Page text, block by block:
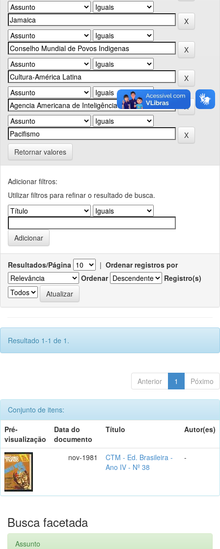
Retornar valores
Adicionar filtros:
Utilizar filtros para refinar o resultado de busca.
Resultados/Página | Ordenar registros por
Ordenar
Registro(s)
Resultado 1-1 de 1.
Anterior 1 Póximo
Conjunto de itens:
Pré-
visualização
Data do
documento
Título Autor(es)
nov-1981
CTM - Ed. Brasileira -
Ano IV - Nº 38
-
Busca facetada
Assunto